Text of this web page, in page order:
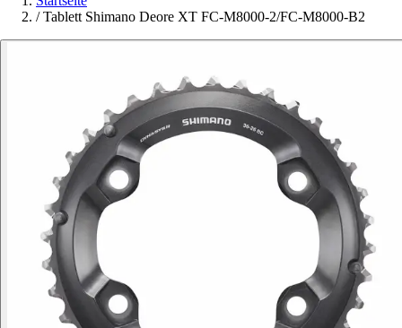
/ Tablett Shimano Deore XT FC-M8000-2/FC-M8000-B2